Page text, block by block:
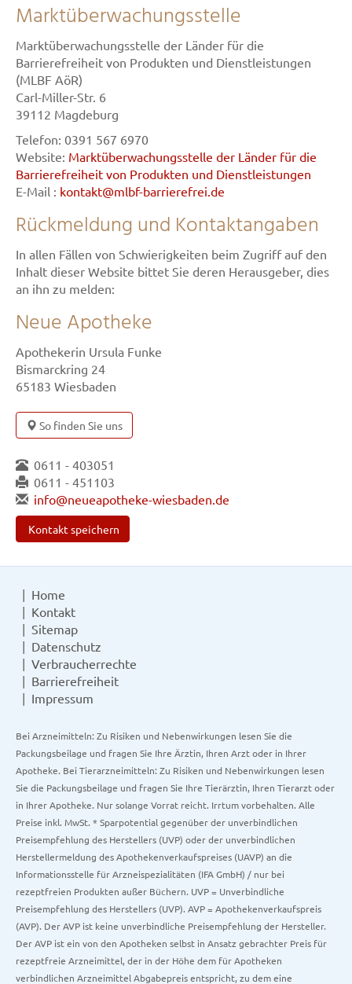
Marktüberwachungsstelle
Marktüberwachungsstelle der Länder für die
Barrierefreiheit von Produkten und Dienstleistungen
(MLBF AöR)
Carl-Miller-Str. 6
39112 Magdeburg
Telefon: 0391 567 6970
Website: Marktüberwachungsstelle der Länder für die
Barrierefreiheit von Produkten und Dienstleistungen
E-Mail : kontakt@mlbf-barrierefrei.de
Rückmeldung und Kontaktangaben
In allen Fällen von Schwierigkeiten beim Zugriff auf den
Inhalt dieser Website bittet Sie deren Herausgeber, dies
an ihn zu melden:
Neue Apotheke
Apothekerin Ursula Funke
Bismarckring 24
65183 Wiesbaden
So finden Sie uns
0611 - 403051
0611 - 451103
info@neueapotheke-wiesbaden.de
Kontakt speichern
Home
Kontakt
Sitemap
Datenschutz
Verbraucherrechte
Barrierefreiheit
Impressum
Bei Arzneimitteln: Zu Risiken und Nebenwirkungen lesen Sie die
Packungsbeilage und fragen Sie Ihre Ärztin, Ihren Arzt oder in Ihrer
Apotheke. Bei Tierarzneimitteln: Zu Risiken und Nebenwirkungen lesen
Sie die Packungsbeilage und fragen Sie Ihre Tierärztin, Ihren Tierarzt oder
in Ihrer Apotheke. Nur solange Vorrat reicht. Irrtum vorbehalten. Alle
Preise inkl. MwSt. * Sparpotential gegenüber der unverbindlichen
Preisempfehlung des Herstellers (UVP) oder der unverbindlichen
Herstellermeldung des Apothekenverkaufspreises (UAVP) an die
Informationsstelle für Arzneispezialitäten (IFA GmbH) / nur bei
rezeptfreien Produkten außer Büchern. UVP = Unverbindliche
Preisempfehlung des Herstellers (UVP). AVP = Apothekenverkaufspreis
(AVP). Der AVP ist keine unverbindliche Preisempfehlung der Hersteller.
Der AVP ist ein von den Apotheken selbst in Ansatz gebrachter Preis für
rezeptfreie Arzneimittel, der in der Höhe dem für Apotheken
verbindlichen Arzneimittel Abgabepreis entspricht, zu dem eine